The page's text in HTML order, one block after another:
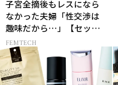
子宮全摘後もレスになら
なかった夫婦「性交渉は
趣味だから…」【セック
スレス AND THE CITY -女
たちの告白-】
FEMTECH